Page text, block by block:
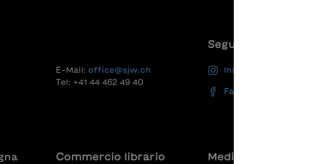
E-Mail: office@sjw.ch
Tel: +41 44 462 49 40
Seguiteci
Instagram
Facebook
Commercio librario Medie